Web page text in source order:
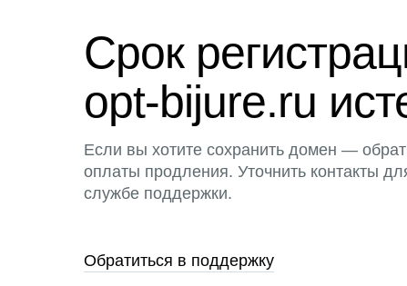
Срок
opt-bijure.ru
Если вы хотите сохранить домен —
оплаты продления. Уточнить контакты
службе поддержки.
Обратиться в поддержку